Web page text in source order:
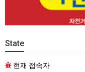
State
현재 접속자